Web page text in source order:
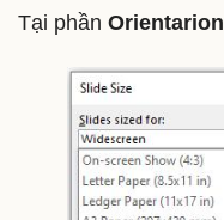
Tại phần Orientarion